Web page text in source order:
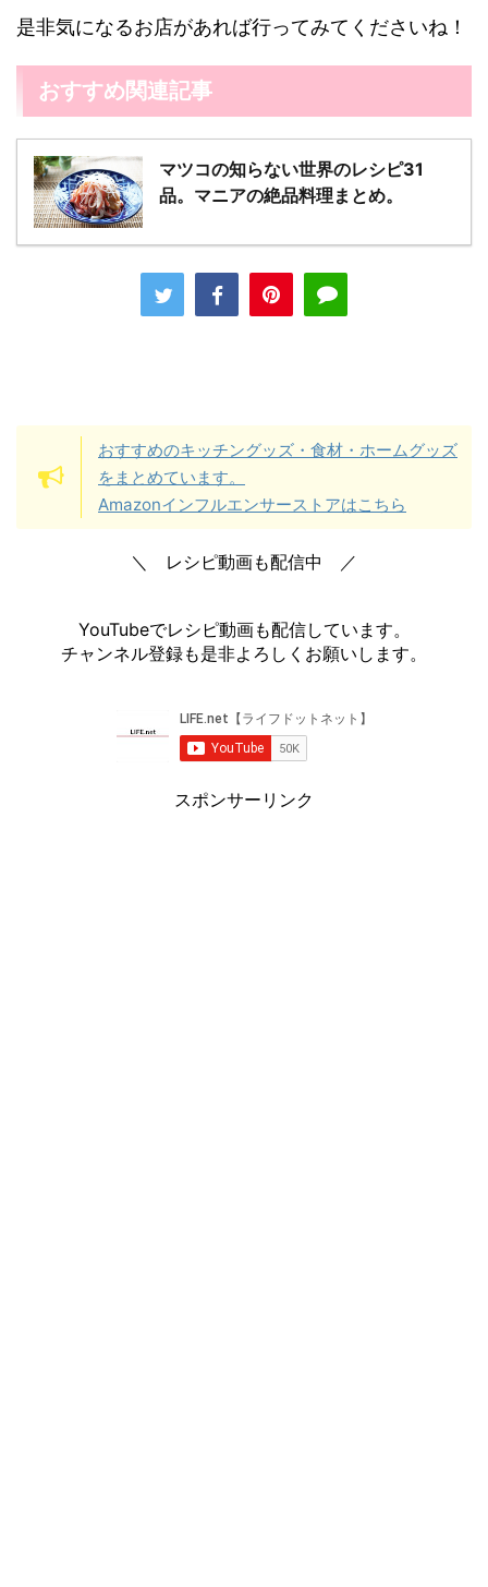
是非気になるお店があれば行ってみてくださいね！
おすすめ関連記事
マツコの知らない世界のレシピ31
品。マニアの絶品料理まとめ。
おすすめのキッチングッズ・食材・ホームグッズ
をまとめています。
Amazonインフルエンサーストアはこちら
＼ レシピ動画も配信中 ／
YouTubeでレシピ動画も配信しています。
チャンネル登録も是非よろしくお願いします。
スポンサーリンク